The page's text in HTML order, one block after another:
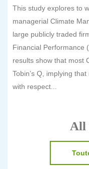
This study explores to
managerial Climate
large publicly traded
Financial Performance
results show that most
Tobin’s Q, implying
with respect...
All